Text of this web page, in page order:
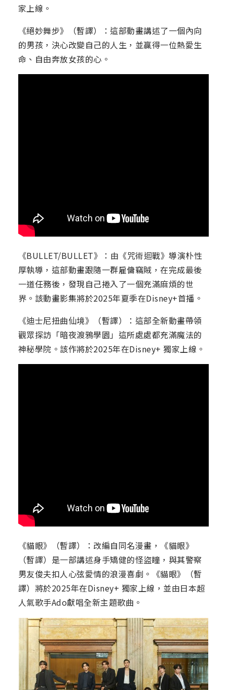
家上線。
《絕妙舞步》（暫譯）：這部動畫講述了一個內向
的男孩，決心改變自己的人生，並贏得一位熱愛生
命、自由奔放女孩的心。
《BULLET/BULLET》：由《咒術迴戰》導演朴性
厚執導，這部動畫跟隨一群雇傭竊賊，在完成最後
一道任務後，發現自己捲入了一個充滿麻煩的世
界。該動畫影集將於2025年夏季在Disney+首播。
《迪士尼扭曲仙境》（暫譯）：這部全新動畫帶領
觀眾探訪「暗夜渡鴉學園」這所處處都充滿魔法的
神秘學院。該作將於2025年在Disney+ 獨家上線。
《貓眼》（暫譯）：改編自同名漫畫，《貓眼》
（暫譯）是一部講述身手矯健的怪盜瞳，與其警察
男友俊夫扣人心弦愛情的浪漫喜劇。《貓眼》（暫
譯）將於2025年在Disney+ 獨家上線，並由日本超
人氣歌手Ado獻唱全新主題歌曲。